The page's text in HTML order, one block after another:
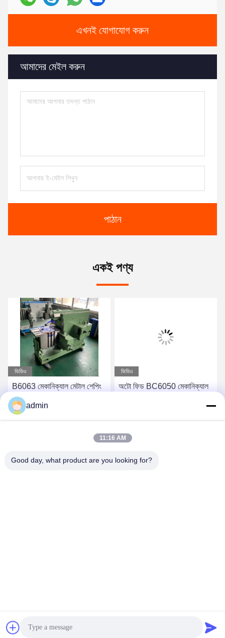
এখনই যোগাযোগ করুন
আমাদের মেইল ​​করুন
পাঠান
একই পণ্য
ভিডিও
B6063 মেকানিক্যাল মেটাল শেপিং
মেশিন টুলস 630mm সর্বোচ্চ কাটিয়া
দৈর্ঘ্য
ভিডিও
অটো ফিড BC6050 মেকানিক্যাল
lathemach.com . সমস্ত অধিকার সংরক্ষিত.
admin
11:16 AM
Good day, what product are you looking for?